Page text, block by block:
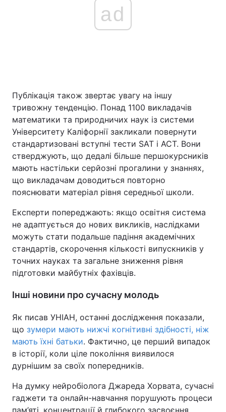
ad
Публікація також звертає увагу на іншу
тривожну тенденцію. Понад 1100 викладачів
математики та природничих наук із системи
Університету Каліфорнії закликали повернути
стандартизовані вступні тести SAT і ACT. Вони
стверджують, що дедалі більше першокурсників
мають настільки серйозні прогалини у знаннях,
що викладачам доводиться повторно
пояснювати матеріал рівня середньої школи.
Експерти попереджають: якщо освітня система
не адаптується до нових викликів, наслідками
можуть стати подальше падіння академічних
стандартів, скорочення кількості випускників у
точних науках та загальне зниження рівня
підготовки майбутніх фахівців.
Інші новини про сучасну молодь
Як писав УНІАН, останні дослідження показали,
що зумери мають нижчі когнітивні здібності, ніж
мають їхні батьки. Фактично, це перший випадок
в історії, коли ціле покоління виявилося
дурнішим за своїх попередників.
На думку нейробіолога Джареда Хорвата, сучасні
гаджети та онлайн-навчання порушують процеси
пам’яті, концентрації й глибокого засвоєння